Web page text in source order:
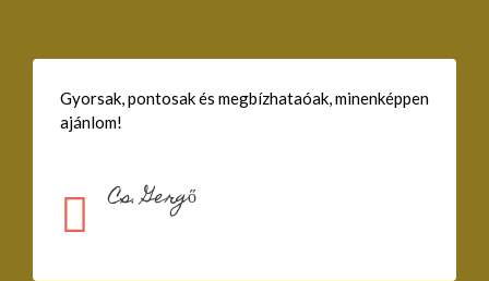
Gyorsak, pontosak és megbízhataóak, minenképpen
ajánlom!
Cs. Gergő